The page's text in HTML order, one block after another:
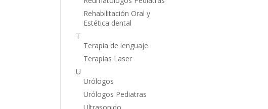
Rehabilitación Oral y
Estética dental
T
Terapia de lenguaje
Terapias Laser
U
Urólogos
Urólogos Pediatras
Ultrasonido